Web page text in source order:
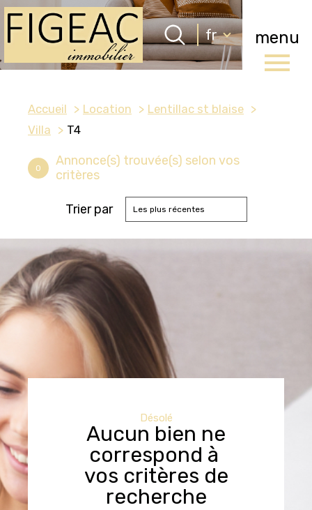
menu
Langue
fr
Accueil 0 Langue
fr
Accueil Location
Lentillac st blaise
Villa
T4
0
Annonce(s) trouvée(s) selon vos
critères
Trier par Les plus récentes
Désolé
Aucun bien ne
correspond à
vos critères de
recherche